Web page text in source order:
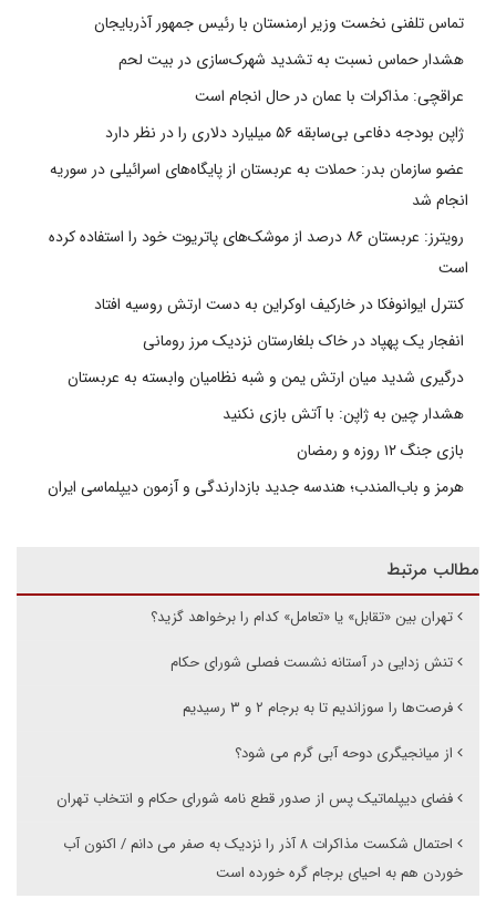
تماس تلفنی نخست وزیر ارمنستان با رئیس جمهور آذربایجان
هشدار حماس نسبت به تشدید شهرک‌سازی در بیت‌ لحم
عراقچی: مذاکرات با عمان در حال انجام است
ژاپن بودجه دفاعی بی‌سابقه ۵۶ میلیارد دلاری را در نظر دارد
عضو سازمان بدر: حملات به عربستان از پایگاه‌های اسرائیلی در سوریه
انجام شد
رویترز: عربستان ۸۶ درصد از موشک‌های پاتریوت خود را استفاده کرده
است
کنترل ایوانوفکا در خارکیف اوکراین به دست ارتش روسیه افتاد
انفجار یک پهپاد در خاک بلغارستان نزدیک مرز رومانی
درگیری شدید میان ارتش یمن و شبه نظامیان وابسته به عربستان
هشدار چین به ژاپن: با آتش بازی نکنید
بازی جنگ ۱۲ روزه و رمضان
هرمز و باب‌المندب؛ هندسه جدید بازدارندگی و آزمون دیپلماسی ایران
مطالب مرتبط
تهران بین «تقابل» یا «تعامل» کدام را برخواهد گزید؟
تنش زدایی در آستانه نشست فصلی شورای حکام
فرصت‌ها را سوزاندیم تا به برجام ۲ و ۳ رسیدیم
از میانجیگری دوحه آبی گرم می شود؟
فضای دیپلماتیک پس از صدور قطع نامه شورای حکام و انتخاب تهران
احتمال شکست مذاکرات ۸ آذر را نزدیک به صفر می دانم / اکنون آب
خوردن هم به احیای برجام گره خورده است